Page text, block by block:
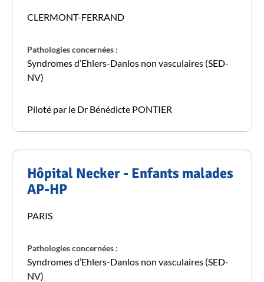
CLERMONT-FERRAND
Pathologies concernées :
Syndromes d’Ehlers-Danlos non vasculaires (SED-
NV)
Piloté par le Dr Bénédicte PONTIER
Hôpital Necker - Enfants malades
AP-HP
PARIS
Pathologies concernées :
Syndromes d’Ehlers-Danlos non vasculaires (SED-
NV)